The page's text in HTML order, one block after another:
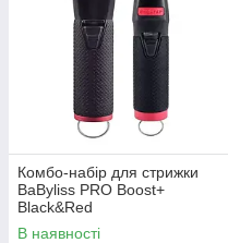
Комбо-набір для стрижки
BaByliss PRO Boost+
Black&Red
(FX8700RBPE+FX7870RBPE)
В наявності